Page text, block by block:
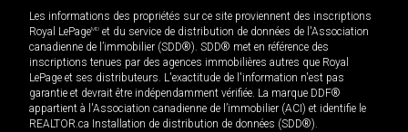
Les informations des propriétés sur ce site proviennent des inscriptions
Royal LePageMD et du service de distribution de données de l'Association
canadienne de l’immobilier (SDD®). SDD® met en référence des
inscriptions tenues par des agences immobilières autres que Royal
LePage et ses distributeurs. L'exactitude de l'information n'est pas
garantie et devrait être indépendamment vérifiée. La marque DDF®
appartient à l'Association canadienne de l’immobilier (ACI) et identifie le
REALTOR.ca Installation de distribution de données (SDD®).